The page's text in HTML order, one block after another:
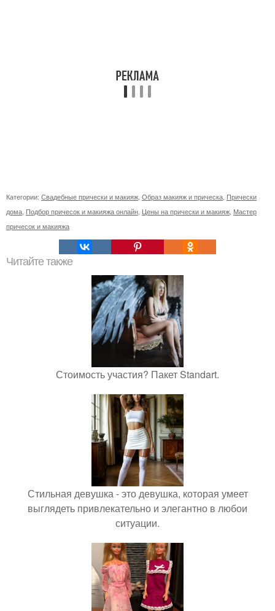
Категории: Свадебные прически и макияж Образ макияж и прическа Прически
дома Подбор причесок и макияжа онлайн Цены на прически и макияж Мастер
причесок и макияжа
Читайте также
Стоимость участия? Пакет Standart.
Стильная девушка - это девушка, которая умеет
выглядеть привлекательно и элегантно в любои
ситуации.